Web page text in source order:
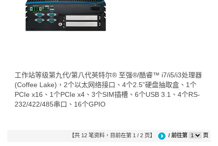
工作站等级第九代/第八代英特尔® 至强®/酷睿™ i7/i5/i3处理器
(Coffee Lake)，2个以太网络接口、4个2.5”硬盘抽取盒、1个
PCIe x16、1个PCIe x4、3个SIM插槽、6个USB 3.1、4个RS-
232/422/485串口、16个GPIO
【共 12 笔资料，目前在第 1 / 2 页】 / 前往第 页